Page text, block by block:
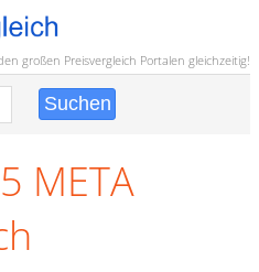
großen Preisvergleich Portalen gleichzeitig!
META